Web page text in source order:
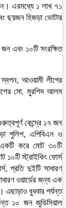
এরমধ্যে ১ লাখ ৭১
ছয়জন হিজড়া ভোটার
জন এবং ১০টি সংরক্ষিত
স্বপন, আওয়ামী লীগের
মো. মুরশিদ আলম
কেন্দ্রে ১৭ জন
পুলিশ, এপিবিএন ও
একটি করে মোট ৩০টি
১০টি স্ট্রাইকিং ফোর্স
প্রতি দুইটি সাধারণ
ওয়ার্ডের জন্য এক
এছাড়াও বুধবার পর্যন্ত
১০ জন জুডিসিয়াল